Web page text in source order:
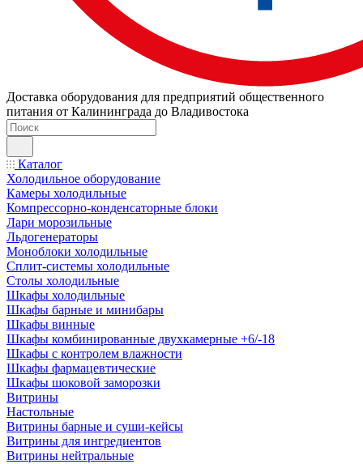
Доставка оборудования для предприятий общественного
питания от Калининграда до Владивостока
Каталог
Холодильное оборудование
Камеры холодильные
Компрессорно-конденсаторные блоки
Лари морозильные
Льдогенераторы
Моноблоки холодильные
Сплит-системы холодильные
Столы холодильные
Шкафы холодильные
Шкафы барные и минибары
Шкафы винные
Шкафы комбинированные двухкамерные +6/-18
Шкафы с контролем влажности
Шкафы фармацевтические
Шкафы шоковой заморозки
Витрины
Настольные
Витрины барные и суши-кейсы
Витрины для ингредиентов
Витрины нейтральные